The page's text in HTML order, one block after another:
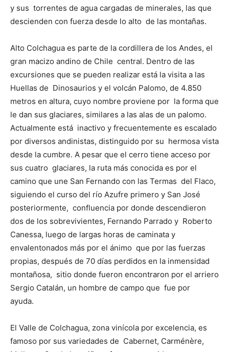
y sus torrentes de agua cargadas de minerales, las que
descienden con fuerza desde lo alto de las montañas.
Alto Colchagua es parte de la cordillera de los Andes, el
gran macizo andino de Chile central. Dentro de las
excursiones que se pueden realizar está la visita a las
Huellas de Dinosaurios y el volcán Palomo, de 4.850
metros en altura, cuyo nombre proviene por la forma que
le dan sus glaciares, similares a las alas de un palomo.
Actualmente está inactivo y frecuentemente es escalado
por diversos andinistas, distinguido por su hermosa vista
desde la cumbre. A pesar que el cerro tiene acceso por
sus cuatro glaciares, la ruta más conocida es por el
camino que une San Fernando con las Termas del Flaco,
siguiendo el curso del río Azufre primero y San José
posteriormente, confluencia por donde descendieron
dos de los sobrevivientes, Fernando Parrado y Roberto
Canessa, luego de largas horas de caminata y
envalentonados más por el ánimo que por las fuerzas
propias, después de 70 días perdidos en la inmensidad
montañosa, sitio donde fueron encontraron por el arriero
Sergio Catalán, un hombre de campo que fue por
ayuda.
El Valle de Colchagua, zona vinícola por excelencia, es
famoso por sus variedades de Cabernet, Carménère,